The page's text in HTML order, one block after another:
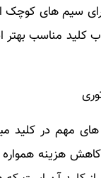
سیم های کوچک
کلید مناسب
مهم در کلید
هزینه